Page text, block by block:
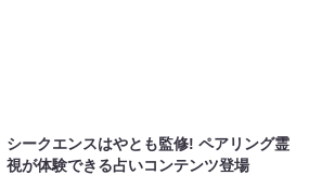
シークエンスはやとも監修! ペアリング霊
視が体験できる占いコンテンツ登場